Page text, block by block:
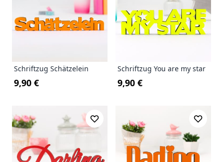
Schriftzug Schätzelein
9,90 €
Schriftzug You are my star
9,90 €